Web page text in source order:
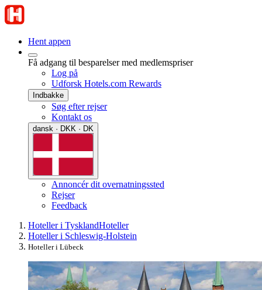
Hent appen
Få adgang til besparelser med medlemspriser
Log på
Udforsk Hotels.com Rewards
Indbakke
Søg efter rejser
Kontakt os
dansk · DKK · DK
Annoncér dit overnatningssted
Rejser
Feedback
Hoteller i TysklandHoteller
Hoteller i Schleswig-Holstein
Hoteller i Lübeck